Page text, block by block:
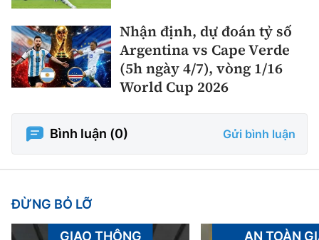
Nhận định, dự đoán tỷ số
Argentina vs Cape Verde
(5h ngày 4/7), vòng 1/16
World Cup 2026
Bình luận (0) Gửi bình luận
ĐỪNG BỎ LỠ
GIAO THÔNG AN TOÀN